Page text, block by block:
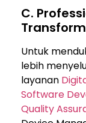
C.
Untuk
lebih
layanan
Software
Quality